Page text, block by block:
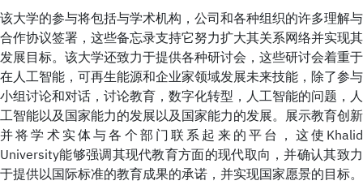
该大学的参与将包括与学术机构，公司和各种组织的许多理解与
合作协议签署，这些备忘录支持它努力扩大其关系网络并实现其
发展目标。该大学还致力于提供各种研讨会，这些研讨会着重于
在人工智能，可再生能源和企业家领域发展未来技能，除了参与
小组讨论和对话，讨论教育，数字化转型，人工智能的问题，人
工智能以及国家能力的发展以及国家能力的发展。展示教育创新
并将学术实体与各个部门联系起来的平台，这使Khalid
University能够强调其现代教育方面的现代取向，并确认其致力
于提供以国际标准的教育成果的承诺，并实现国家愿景的目标。